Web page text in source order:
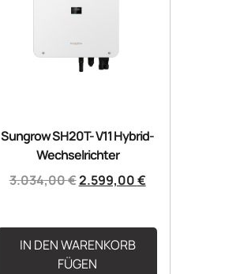
Sungrow SH20T- V11 Hybrid-
Wechselrichter
3.034,00€2.599,00€
IN DEN WARENKORB
FÜGEN